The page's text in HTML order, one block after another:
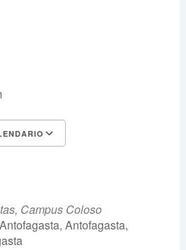
Campus Coloso
Antofagasta,